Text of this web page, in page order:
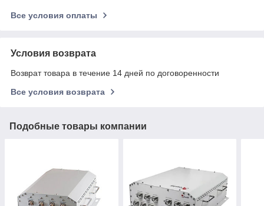
Все условия оплаты
Условия возврата
Возврат товара в течение 14 дней по договоренности
Все условия возврата
Подобные товары компании